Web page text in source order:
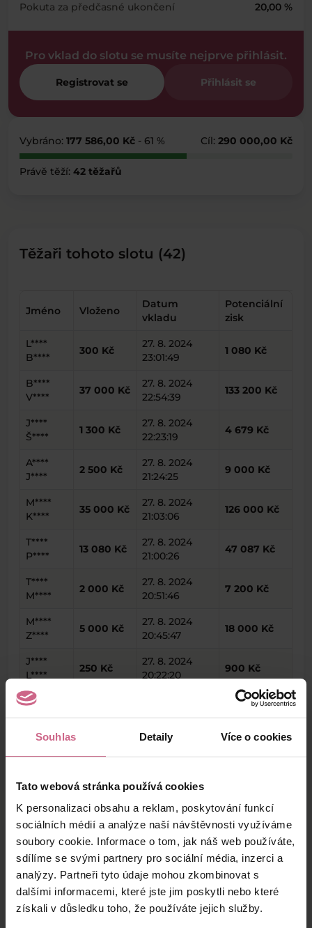
Souhlas Detaily Více o cookies
Tato webová stránka používá cookies
K personalizaci obsahu a reklam, poskytování funkcí
sociálních médií a analýze naší návštěvnosti využíváme
soubory cookie. Informace o tom, jak náš web používáte,
sdílíme se svými partnery pro sociální média, inzerci a
analýzy. Partneři tyto údaje mohou zkombinovat s
dalšími informacemi, které jste jim poskytli nebo které
získali v důsledku toho, že používáte jejich služby.
Pokuta za předčasné ukončení
20,00 %
Pro vklad do slotu se musíte nejprve přihlásit.
Registrovat se Přihlásit se
Vybráno: 177 586,00 Kč - 61 % Cíl: 290 000,00 Kč
Právě těží: 42 těžařů
Těžaři tohoto slotu (42)
Jméno Vloženo
Datum
vkladu
Potenciální
zisk
L****
B****
300 Kč
27. 8. 2024
23:01:49
1 080 Kč
B****
V****
37 000 Kč
27. 8. 2024
22:54:39
133 200 Kč
J****
Š****
1 300 Kč
27. 8. 2024
22:23:19
4 679 Kč
A****
J****
2 500 Kč
27. 8. 2024
21:24:25
9 000 Kč
M****
K****
35 000 Kč
27. 8. 2024
21:03:06
126 000 Kč
T****
P****
13 080 Kč
27. 8. 2024
21:00:26
47 087 Kč
T****
M****
2 000 Kč
27. 8. 2024
20:51:46
7 200 Kč
M****
Z****
5 000 Kč
27. 8. 2024
20:45:47
18 000 Kč
J****
L****
250 Kč
27. 8. 2024
20:22:20
900 Kč
S****
P****
19:54:58
359 Kč
keyboard_arrow_left 1 2 4 5 keyboard_arrow_right
Výsledky těžby
Aktuální výsledek
9 888,70 Kč